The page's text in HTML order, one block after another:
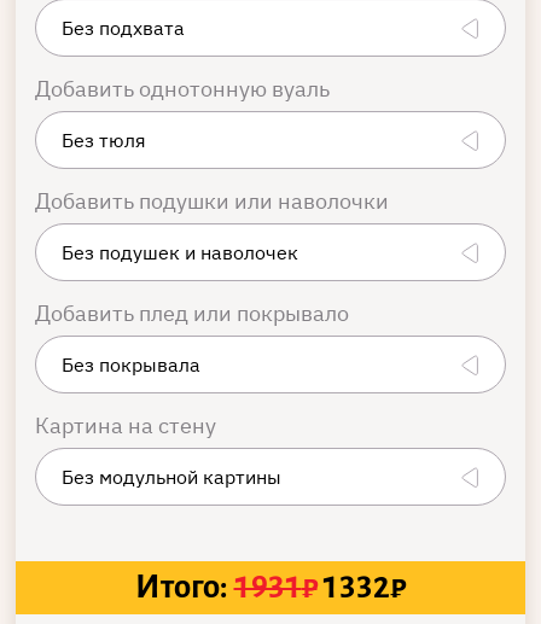
Добавить однотонную вуаль
Добавить подушки или наволочки
Добавить плед или покрывало
Картина на стену
Итого: 1931₽1332₽